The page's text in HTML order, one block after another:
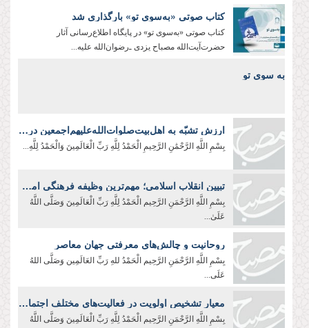
کتاب صوتی «به‌سوی تو» بارگذاری شد
کتاب صوتی «به‌سوی تو» در پایگاه اطلاع‌رسانی آثار
حضرت‌آیت‌الله مصباح یزدی ـ‌رضوان‌الله علیه‌...
به سوی تو
ارزش تشبّه به اهل‌بیت‌صلوات‌‌الله‌‌عليهم‌‌اجمعين در لباس و زندگی
بِسْمِ اللَّهِ الرَّحْمَٰنِ الرَّحِيمِ الْحَمْدُ لِلَّهِ رَبِّ الْعَالَمِينَ وَالْحَمْدُ لِلَّهِ...
تبیین انقلاب اسلامی؛ مهم‌ترین وظیفه فرهنگی امروز
بِسْمِ اللَّهِ الرَّحْمَنِ الرَّحِیم الْحَمْدُ لِلَّهِ رَبِّ الْعَالَمِينَ وَصَلَّى اللَّهُ
عَلَىٰ...
روحانیت و چالش‌های معرفتی جهان معاصر
بِسْمِ اللَّهِ الرَّحْمَنِ الرَّحِيم الْحَمْدُ للهِ رَبِّ العَالَمِین وَصَلَّی اللهُ
عَلَی...
معیار تشخیص اولویت در فعالیت‌های مختلف اجتماعی
بِسْمِ اللَّهِ الرَّحْمَنِ الرَّحِیم الْحَمْدُ لِلَّهِ رَبِّ الْعَالَمِينَ وَصَلَّى اللَّهُ